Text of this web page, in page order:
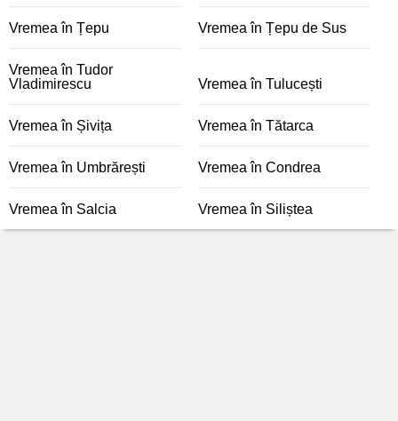
Vremea în Țepu Vremea în Țepu de Sus
Vremea în Tudor
Vladimirescu
Vremea în Tulucești
Vremea în Șivița Vremea în Tătarca
Vremea în Umbrărești Vremea în Condrea
Vremea în Salcia Vremea în Siliștea